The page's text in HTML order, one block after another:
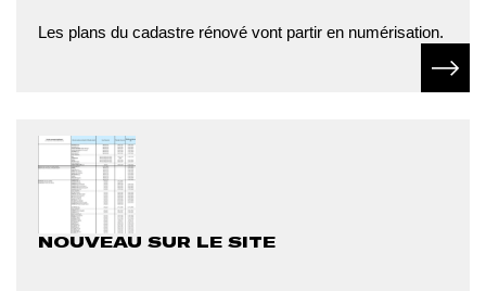
Les plans du cadastre rénové vont partir en numérisation.
En
NOUVEAU SUR LE SITE